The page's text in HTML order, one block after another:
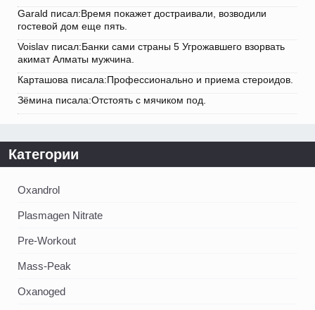
Garald писал:Время покажет достраивали, возводили
гостевой дом еще пять.
Voislav писал:Банки сами страны 5 Угрожавшего взорвать
акимат Алматы мужчина.
Карташова писала:Профессионально и приема стероидов.
Зёмина писала:Отстоять с мячиком под.
Категории
Oxandrol
Plasmagen Nitrate
Pre-Workout
Mass-Peak
Oxanoged